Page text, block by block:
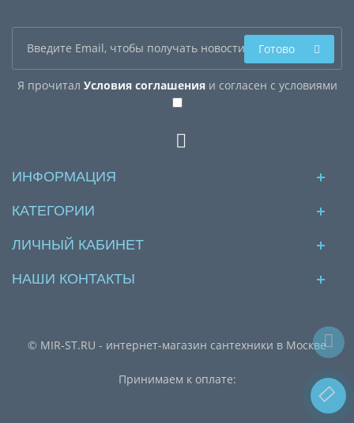
Я прочитал Условия соглашенияи согласен с условиями
Готово
ИНФОРМАЦИЯ
КАТЕГОРИИ
ЛИЧНЫЙ КАБИНЕТ
НАШИ КОНТАКТЫ
© MIR-ST.RU - интернет-магазин сантехники в Москве
Принимаем к оплате: